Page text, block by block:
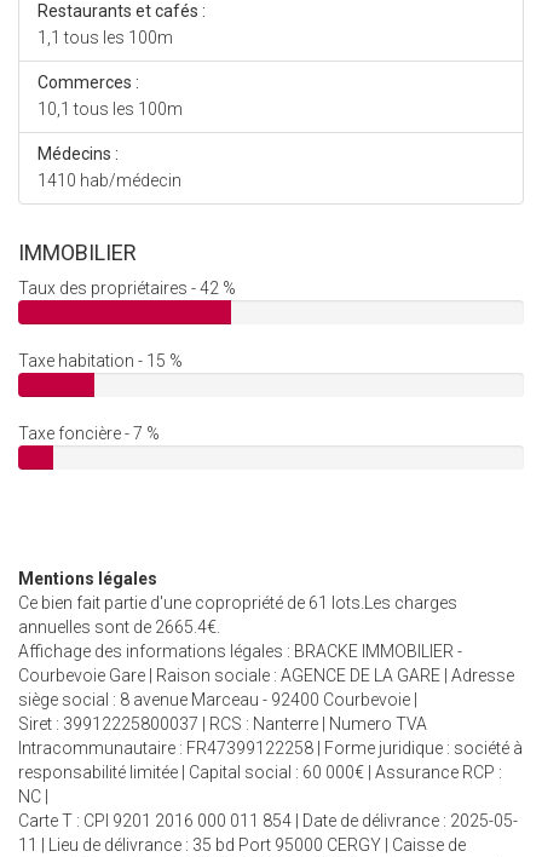
Restaurants et cafés :
1,1 tous les 100m
Commerces :
10,1 tous les 100m
Médecins :
1410 hab/médecin
IMMOBILIER
Taux des propriétaires - 42 %
Taxe habitation - 15 %
Taxe foncière - 7 %
Mentions légales
Ce bien fait partie d'une copropriété de 61 lots.Les charges
annuelles sont de 2665.4€.
Affichage des informations légales : BRACKE IMMOBILIER -
Courbevoie Gare | Raison sociale : AGENCE DE LA GARE | Adresse
siège social : 8 avenue Marceau - 92400 Courbevoie |
Siret : 39912225800037 | RCS : Nanterre | Numero TVA
Intracommunautaire : FR47399122258 | Forme juridique : société à
responsabilité limitée | Capital social : 60 000€ | Assurance RCP :
NC |
Carte T : CPI 9201 2016 000 011 854 | Date de délivrance : 2025-05-
11 | Lieu de délivrance : 35 bd Port 95000 CERGY | Caisse de